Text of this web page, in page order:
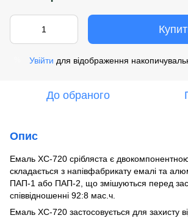
Увійти для відображення
До обраного
Опис
Емаль ХС-720 срібляста є
складається з напівфабрикату емалі та
ПАП-1 або ПАП-2, що змішуються перед
співвідношенні 92:8 мас.ч.
Емаль ХС-720 застосовується для захисту